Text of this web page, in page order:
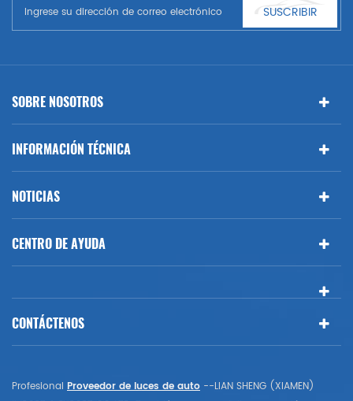
Benz, BMW
SUSCRIBIR
SOBRE NOSOTROS
INFORMACIÓN TÉCNICA
NOTICIAS
CENTRO DE AYUDA
CONTÁCTENOS
Profesional Proveedor de luces de auto --LIAN SHENG (XIAMEN)